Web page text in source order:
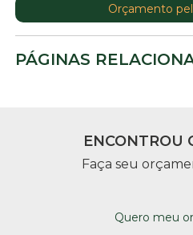
Orçamento
PÁGINAS
ENCONTROU
Faça seu
Quero meu